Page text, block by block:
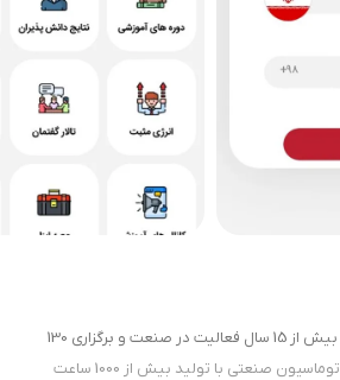
آکادمی ماهر با در نظر گرفتن بیش از 15 سال فعالیت در صنعت و برگزاری 130
دوره ی آموزشی در زمینه ی اتوماسیون صنعتی با تولید بیش از 1000 ساعت